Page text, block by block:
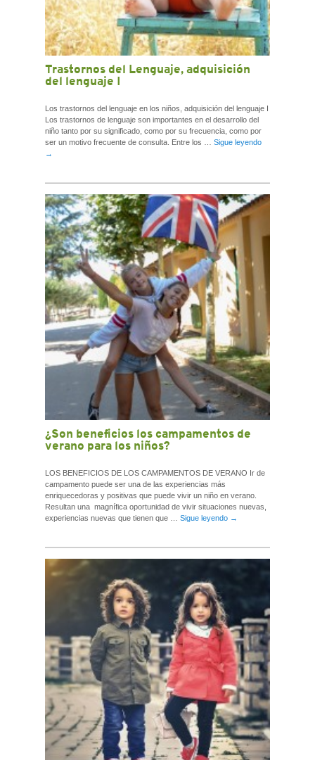
Trastornos del Lenguaje, adquisición
del lenguaje I
Los trastornos del lenguaje en los niños, adquisición del lenguaje I
Los trastornos de lenguaje son importantes en el desarrollo del
niño tanto por su significado, como por su frecuencia, como por
ser un motivo frecuente de consulta. Entre los … Sigue leyendo
→
¿Son beneficios los campamentos de
verano para los niños?
LOS BENEFICIOS DE LOS CAMPAMENTOS DE VERANO Ir de
campamento puede ser una de las experiencias más
enriquecedoras y positivas que puede vivir un niño en verano.
Resultan una magnífica oportunidad de vivir situaciones nuevas,
experiencias nuevas que tienen que … Sigue leyendo →